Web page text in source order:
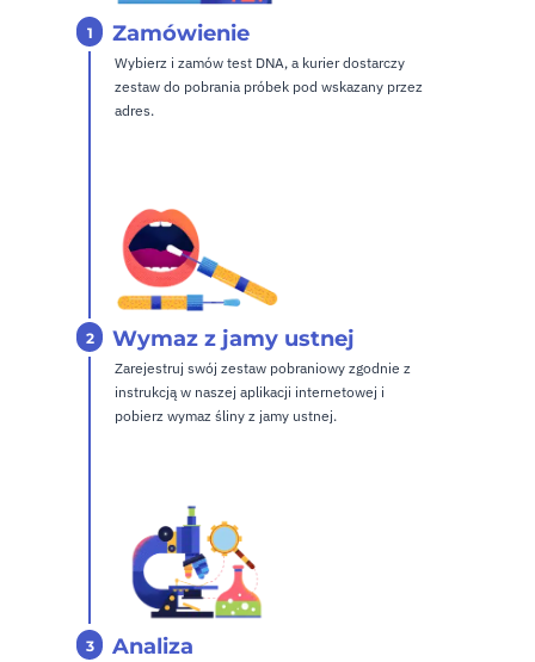
1 Zamówienie
Wybierz i zamów test DNA, a kurier dostarczy
zestaw do pobrania próbek pod wskazany przez
adres.
2 Wymaz z jamy ustnej
Zarejestruj swój zestaw pobraniowy zgodnie z
instrukcją w naszej aplikacji internetowej i
pobierz wymaz śliny z jamy ustnej.
3 Analiza